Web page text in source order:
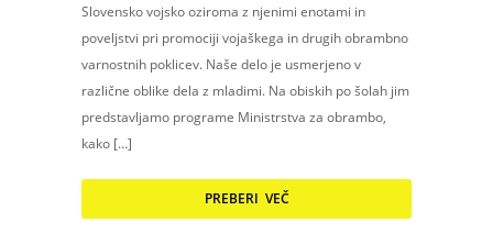
Slovensko vojsko oziroma z njenimi enotami in
poveljstvi pri promociji vojaškega in drugih obrambno
varnostnih poklicev. Naše delo je usmerjeno v
različne oblike dela z mladimi. Na obiskih po šolah jim
predstavljamo programe Ministrstva za obrambo,
kako […]
PREBERI VEČ